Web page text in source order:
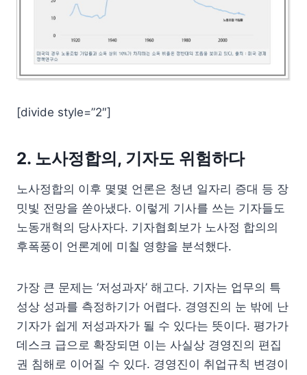
[divide style=”2″]
2. 노사정합의, 기자도 위험하다
노사정합의 이후 몇몇 언론은 청년 일자리 증대 등 장
밋빛 전망을 쏟아냈다. 이렇게 기사를 쓰는 기자들도
노동개혁의 당사자다. 기자협회보가 노사정 합의의
후폭풍이 언론계에 미칠 영향을 분석했다.
가장 큰 문제는 ‘저성과자’ 해고다. 기자는 업무의 특
성상 성과를 측정하기가 어렵다. 경영진의 눈 밖에 난
기자가 쉽게 저성과자가 될 수 있다는 뜻이다. 평가가
데스크 급으로 확장되면 이는 사실상 경영진의 편집
권 침해로 이어질 수 있다. 경영진이 취업규칙 변경이